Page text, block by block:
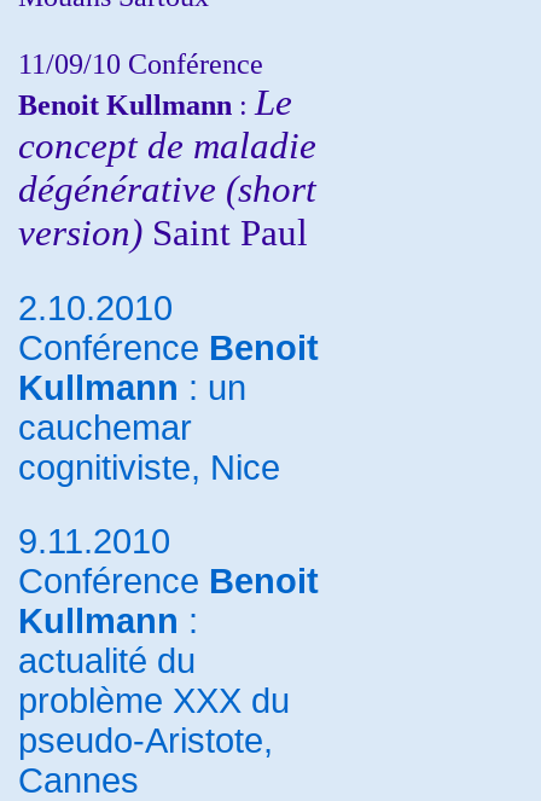
11/09/10 Conférence
Benoit Kullmann : Le
concept de maladie
dégénérative (short
version) Saint Paul
2.10.2010
Conférence Benoit
Kullmann : un
cauchemar
cognitiviste, Nice
9.11.2010
Conférence Benoit
Kullmann :
actualité du
problème XXX du
pseudo-Aristote,
Cannes